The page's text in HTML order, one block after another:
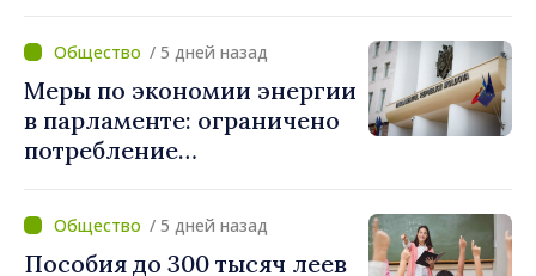
секторе
/ 5 дней назад
Меры по экономии энергии
в парламенте: ограничено
потребление
воды
/ 5 дней назад
Пособия до 300 тысяч леев